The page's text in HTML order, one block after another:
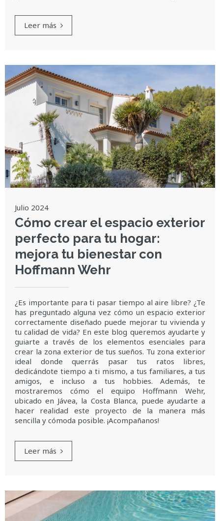
Leer más
Julio 2024
Cómo crear el espacio exterior
perfecto para tu hogar:
mejora tu bienestar con
Hoffmann Wehr
¿Es importante para ti pasar tiempo al aire libre? ¿Te
has preguntado alguna vez cómo un espacio exterior
correctamente diseñado puede mejorar tu vivienda y
tu calidad de vida? En este blog queremos ayudarte y
guiarte a través de los elementos esenciales para
crear la zona exterior de tus sueños. Tu zona exterior
ideal donde querrás pasar tus ratos libres,
dedicándote tiempo a ti mismo, a tus familiares, a tus
amigos, e incluso a tus hobbies. Además, te
mostraremos cómo el equipo Hoffmann Wehr,
ubicado en Jávea, la Costa Blanca, puede ayudarte a
hacer realidad este proyecto de la manera más
sencilla y cómoda posible. ¡Acompañanos!
Leer más